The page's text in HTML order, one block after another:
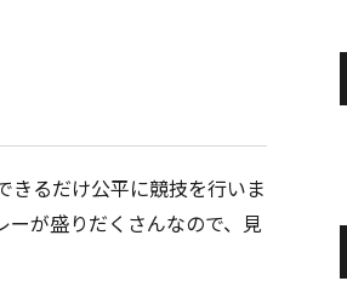
きるだけ公平に競技を行いま
が盛りだくさんなので、見